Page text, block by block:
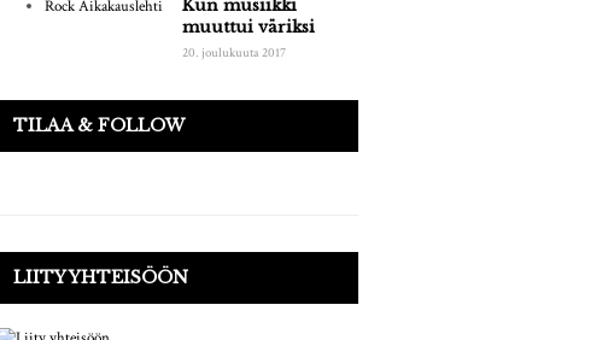
Kun musiikki
muuttui väriksi
20. joulukuuta 2017
TILAA & FOLLOW
LIITY YHTEISÖÖN